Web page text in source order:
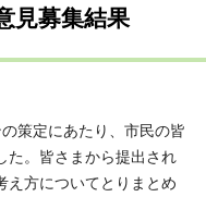
見募集結果
策定にあたり、市民の皆
た。皆さまから提出され
え方についてとりまとめ